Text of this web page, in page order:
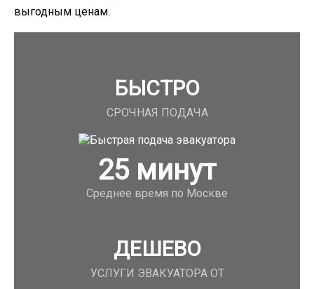
выгодным ценам.
БЫСТРО
СРОЧНАЯ ПОДАЧА
25минут
Среднее время по Москве
ДЕШЕВО
УСЛУГИ ЭВАКУАТОРА ОТ